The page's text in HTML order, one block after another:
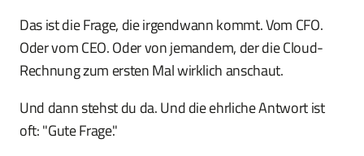
Das ist die Frage, die irgendwann kommt. Vom CFO.
Oder vom CEO. Oder von jemandem, der die Cloud-
Rechnung zum ersten Mal wirklich anschaut.
Und dann stehst du da. Und die ehrliche Antwort ist
oft: "Gute Frage."